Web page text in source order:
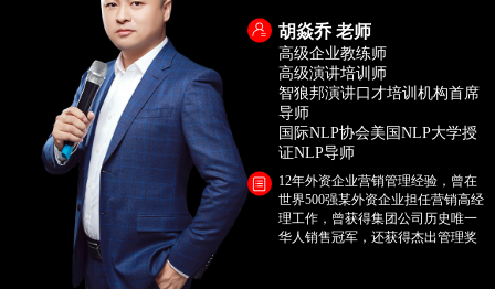
胡焱乔 老师
高级企业教练师
高级演讲培训师
智狼邦演讲口才培训机构首席
导师
国际NLP协会美国NLP大学授
证NLP导师
12年外资企业营销管理经验，曾在
世界500强某外资企业担任营销高经
理工作，曾获得集团公司历史唯一
华人销售冠军，还获得杰出管理奖